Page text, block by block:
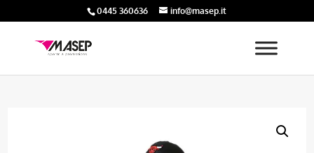
0445 360636 info@masep.it